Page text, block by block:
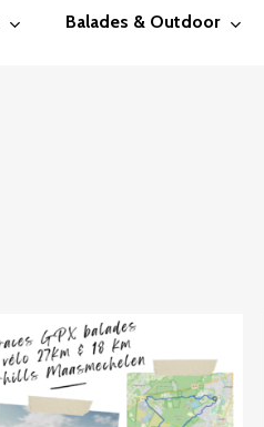
Balades & Outdoor